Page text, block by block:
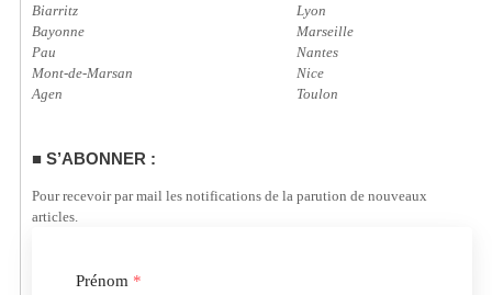
Biarritz
Bayonne
Pau
Mont-de-Marsan
Agen
Lyon
Marseille
Nantes
Nice
Toulon
S’ABONNER :
Pour recevoir par mail les notifications de la parution de nouveaux
articles.
Prénom *